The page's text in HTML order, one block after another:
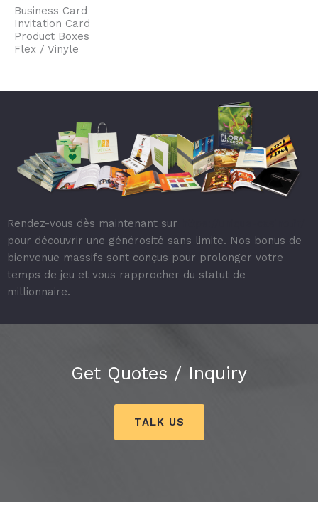
Business Card
Invitation Card
Product Boxes
Flex / Vinyle
Rendez-vous dès maintenant sur
pour découvrir une générosité sans limite. Nos bonus de
bienvenue massifs sont conçus pour prolonger votre
temps de jeu et vous rapprocher du statut de
millionnaire.
Get Quotes / Inquiry
TALK US